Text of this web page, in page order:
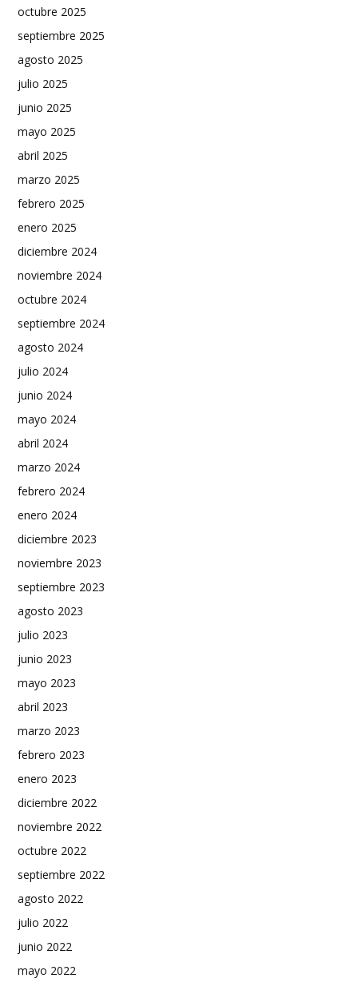
octubre 2025
septiembre 2025
agosto 2025
julio 2025
junio 2025
mayo 2025
abril 2025
marzo 2025
febrero 2025
enero 2025
diciembre 2024
noviembre 2024
octubre 2024
septiembre 2024
agosto 2024
julio 2024
junio 2024
mayo 2024
abril 2024
marzo 2024
febrero 2024
enero 2024
diciembre 2023
noviembre 2023
septiembre 2023
agosto 2023
julio 2023
junio 2023
mayo 2023
abril 2023
marzo 2023
febrero 2023
enero 2023
diciembre 2022
noviembre 2022
octubre 2022
septiembre 2022
agosto 2022
julio 2022
junio 2022
mayo 2022